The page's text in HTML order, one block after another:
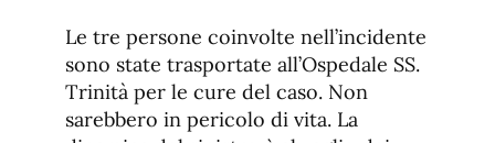
Le tre persone coinvolte nell’incidente
sono state trasportate all’Ospedale SS.
Trinità per le cure del caso. Non
sarebbero in pericolo di vita. La